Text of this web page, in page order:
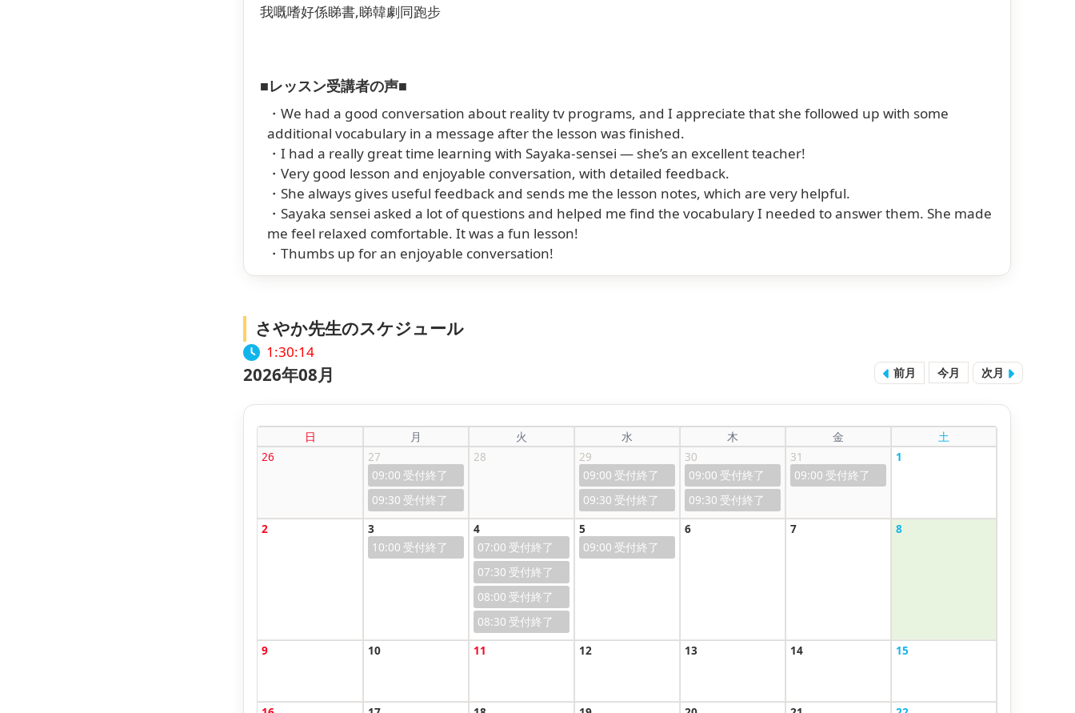
我嘅嗜好係睇書,睇韓劇同跑步
■レッスン受講者の声■
・We had a good conversation about reality tv programs, and I appreciate that she followed up with some
additional vocabulary in a message after the lesson was finished.
・I had a really great time learning with Sayaka-sensei — she’s an excellent teacher!
・Very good lesson and enjoyable conversation, with detailed feedback.
・She always gives useful feedback and sends me the lesson notes, which are very helpful.
・Sayaka sensei asked a lot of questions and helped me find the vocabulary I needed to answer them. She made
me feel relaxed comfortable. It was a fun lesson!
・Thumbs up for an enjoyable conversation!
さやか先生のスケジュール
1:30:15
2026年08月 前月 今月 次月
日 月 火 水 木 金
土
26
27
09:00
09:30
28
29
09:00
09:30
30
09:00
09:30
31
09:00
1
2
3
10:00
4
07:00
07:30
08:00
08:30
5
09:00
6 7 8
9 10 11 12 13 14 15